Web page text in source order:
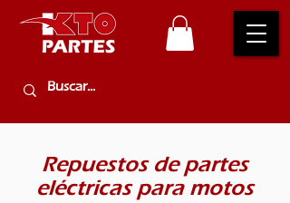
Repuestos de partes
eléctricas para motos